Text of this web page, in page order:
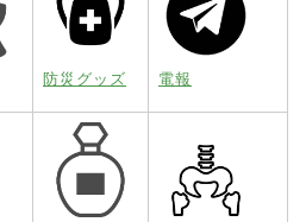
防災グッズ 電報